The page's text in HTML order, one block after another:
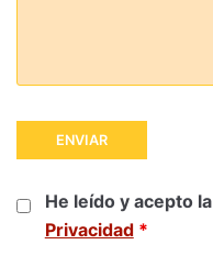
He leído y acepto la
Privacidad *